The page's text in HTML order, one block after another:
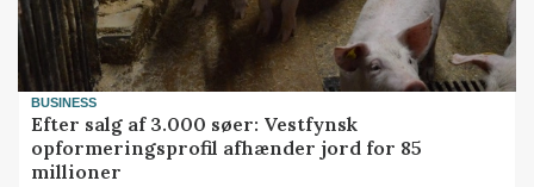
BUSINESS
Efter salg af 3.000 søer: Vestfynsk
opformeringsprofil afhænder jord for 85
millioner